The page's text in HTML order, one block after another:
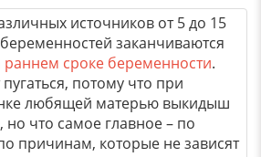
источников от 5 до 15
заканчиваются
сроке беременности.
потому что при
любящей матерью выкидыш
но что самое главное – по
причинам, которые не зависят